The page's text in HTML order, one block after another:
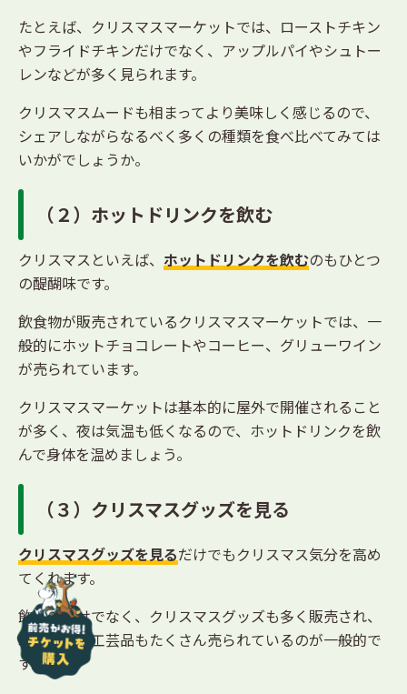
たとえば、クリスマスマーケットでは、ローストチキン
やフライドチキンだけでなく、アップルパイやシュトー
レンなどが多く見られます。
クリスマスムードも相まってより美味しく感じるので、
シェアしながらなるべく多くの種類を食べ比べてみては
いかがでしょうか。
（２）ホットドリンクを飲む
クリスマスといえば、 ホットドリンクを飲むのもひとつ
の醍醐味です。
飲食物が販売されているクリスマスマーケットでは、一
般的にホットチョコレートやコーヒー、グリューワイン
が売られています。
クリスマスマーケットは基本的に屋外で開催されること
が多く、夜は気温も低くなるので、ホットドリンクを飲
んで身体を温めましょう。
（３）クリスマスグッズを見る
クリスマスグッズを見るだけでもクリスマス気分を高め
てくれます。
飲食物だけでなく、クリスマスグッズも多く販売され、
北欧の伝統工芸品もたくさん売られているのが一般的で
す。